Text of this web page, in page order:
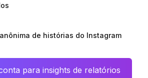
de histórias do Instagram
para insights de relatórios